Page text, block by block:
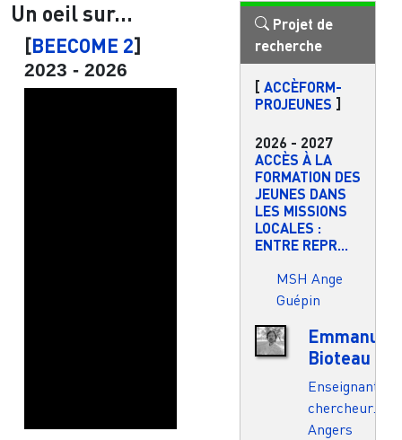
Un oeil sur...
[BEECOME 2]
2023 - 2026
Projet de
recherche
[ ACCÈFORM-
PROJEUNES ]
2026 - 2027
ACCÈS À LA
FORMATION DES
JEUNES DANS
LES MISSIONS
LOCALES :
ENTRE REPR...
MSH Ange
Guépin
Emmanuel
Bioteau
Enseignant.e-
chercheur.e
Angers